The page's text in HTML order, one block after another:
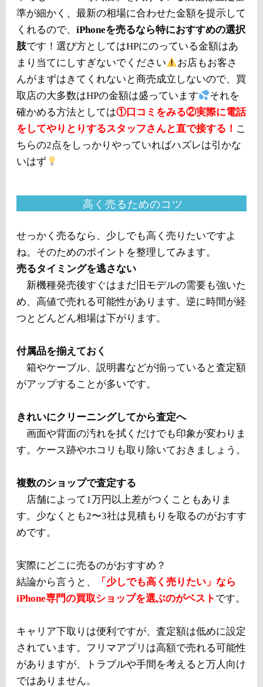
準が細かく、最新の相場に合わせた金額を提示して
くれるので、 iPhoneを売るなら特におすすめの選択
肢です！選び方としてはHPにのっている金額はあ
まり当てにしすぎないでください
お店もお客さ
んがまずはきてくれないと商売成立しないので、買
取店の大多数はHPの金額は盛っています
それを
確かめる方法としては①口コミをみる②実際に電話
をしてやりとりするスタッフさんと直で接する！ こ
ちらの2点をしっかりやっていればハズレは引かな
いはず
高く売るためのコツ
せっかく売るなら、少しでも高く売りたいですよ
ね。そのためのポイントを整理してみます。
売るタイミングを逃さない
新機種発売後すぐはまだ旧モデルの需要も強いた
め、高値で売れる可能性があります。逆に時間が経
つとどんどん相場は下がります。
付属品を揃えておく
箱やケーブル、説明書などが揃っていると査定額
がアップすることが多いです。
きれいにクリーニングしてから査定へ
画面や背面の汚れを拭くだけでも印象が変わりま
す。ケース跡やホコリも取り除いておきましょう。
複数のショップで査定する
店舗によって1万円以上差がつくこともありま
す。少なくとも2〜3社は見積もりを取るのがおすす
めです。
実際にどこに売るのがおすすめ？
結論から言うと、
「少しでも高く売りたい」なら
iPhone専門の買取ショップを選ぶのがベスト です。
キャリア下取りは便利ですが、査定額は低めに設定
されています。フリマアプリは高額で売れる可能性
がありますが、トラブルや手間を考えると万人向け
ではありません。